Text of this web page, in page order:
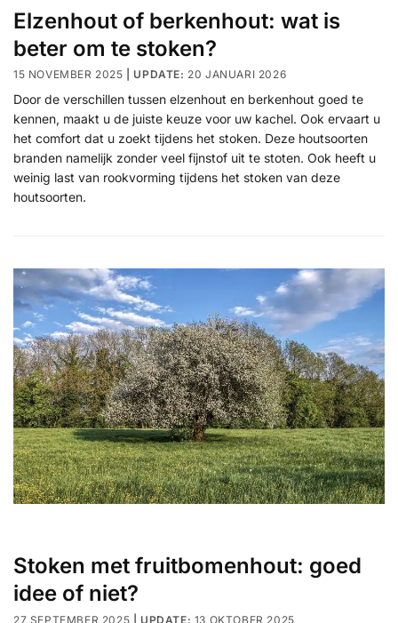
Elzenhout of berkenhout: wat is
beter om te stoken?
15 NOVEMBER 2025 20 JANUARI 2026
Door de verschillen tussen elzenhout en berkenhout goed te
kennen, maakt u de juiste keuze voor uw kachel. Ook ervaart u
het comfort dat u zoekt tijdens het stoken. Deze houtsoorten
branden namelijk zonder veel fijnstof uit te stoten. Ook heeft u
weinig last van rookvorming tijdens het stoken van deze
houtsoorten.
Stoken met fruitbomenhout: goed
idee of niet?
27 SEPTEMBER 2025 13 OKTOBER 2025